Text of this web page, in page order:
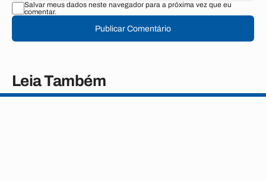
Salvar meus dados neste navegador para a próxima vez que eu
comentar.
Publicar Comentário
Leia Também